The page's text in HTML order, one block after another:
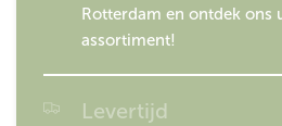
Rotterdam en ontdek ons
assortiment!
Levertijd